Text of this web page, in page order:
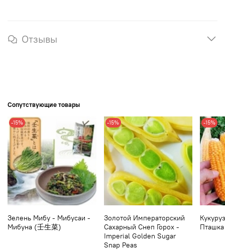
Отзывы
Сопутствующие товары
-15%
Зелень Мибу - Мибусаи -
Мибуна (壬生菜)
-15%
Золотой Императорский
Сахарный Снеп Горох -
Imperial Golden Sugar
Snap Peas
-15%